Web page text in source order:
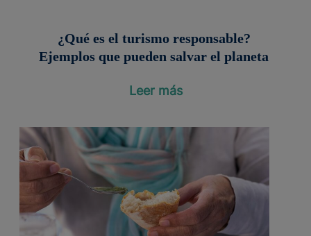
¿Qué es el turismo responsable?
Ejemplos que pueden salvar el planeta
Leer más